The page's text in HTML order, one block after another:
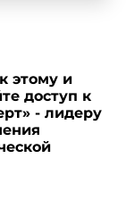
этому и
доступ к
- лидеру